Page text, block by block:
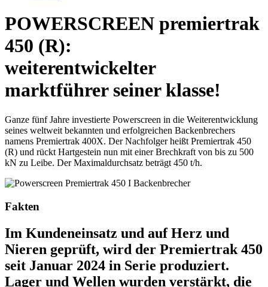
POWERSCREEN premiertrak
450 (R):
weiterentwickelter
marktführer seiner klasse!
Ganze fünf Jahre investierte Powerscreen in die Weiterentwicklung
seines weltweit bekannten und erfolgreichen Backenbrechers
namens Premiertrak 400X. Der Nachfolger heißt Premiertrak 450
(R) und rückt Hartgestein nun mit einer Brechkraft von bis zu 500
kN zu Leibe. Der Maximaldurchsatz beträgt 450 t/h.
Fakten
Im Kundeneinsatz und auf Herz und
Nieren geprüft, wird der Premiertrak 450
seit Januar 2024 in Serie produziert.
Lager und Wellen wurden verstärkt, die